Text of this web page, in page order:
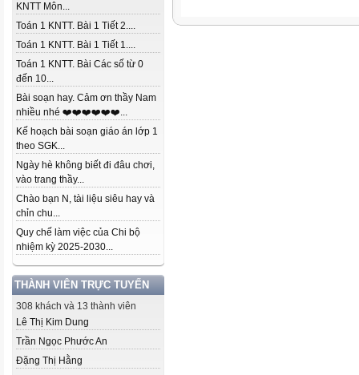
KNTT Môn...
Toán 1 KNTT. Bài 1 Tiết 2....
Toán 1 KNTT. Bài 1 Tiết 1....
Toán 1 KNTT. Bài Các số từ 0
đến 10...
Bài soạn hay. Cảm ơn thầy Nam
nhiều nhé ❤️❤️❤️❤️❤️❤️...
Kế hoạch bài soạn giáo án lớp 1
theo SGK...
Ngày hè không biết đi đâu chơi,
vào trang thầy...
Chào bạn N, tài liệu siêu hay và
chỉn chu...
Quy chế làm việc của Chi bộ
nhiệm kỳ 2025-2030...
THÀNH VIÊN TRỰC TUYẾN
308 khách và 13 thành viên
Lê Thị Kim Dung
Trần Ngọc Phước An
Đặng Thị Hằng